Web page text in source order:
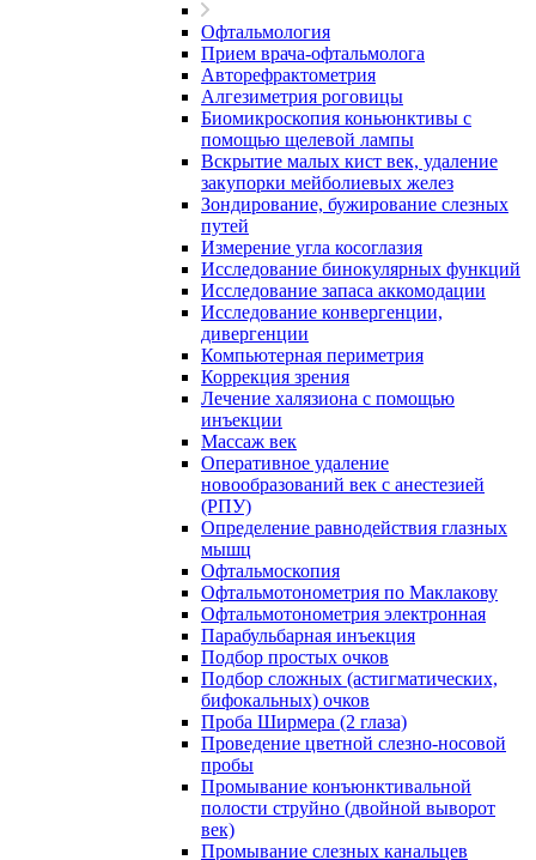
Офтальмология
Прием врача-офтальмолога
Авторефрактометрия
Алгезиметрия роговицы
Биомикроскопия коньюнктивы с
помощью щелевой лампы
Вскрытие малых кист век, удаление
закупорки мейболиевых желез
Зондирование, бужирование слезных
путей
Измерение угла косоглазия
Исследование бинокулярных функций
Исследование запаса аккомодации
Исследование конвергенции,
дивергенции
Компьютерная периметрия
Коррекция зрения
Лечение халязиона с помощью
инъекции
Массаж век
Оперативное удаление
новообразований век с анестезией
(РПУ)
Определение равнодействия глазных
мышц
Офтальмоскопия
Офтальмотонометрия по Маклакову
Офтальмотонометрия электронная
Парабульбарная инъекция
Подбор простых очков
Подбор сложных (астигматических,
бифокальных) очков
Проба Ширмера (2 глаза)
Проведение цветной слезно-носовой
пробы
Промывание конъюнктивальной
полости струйно (двойной выворот
век)
Промывание слезных канальцев